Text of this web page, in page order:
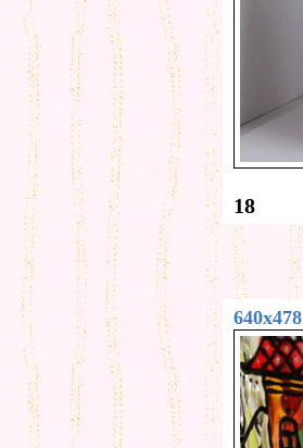
18
640x478